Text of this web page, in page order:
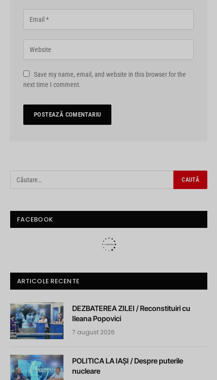
Save my name, email, and website in this browser for the
next time I comment.
FACEBOOK
ARTICOLE RECENTE
DEZBATEREA ZILEI / Reconstituiri cu
Ileana Popovici
7 august 2026
POLITICA LA IAȘI / Despre puterile
nucleare